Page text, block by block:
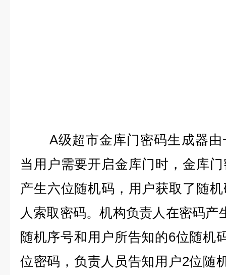
A级超市金库门密码生成器
当用户需要开启金库门时，金库
产生六位随机码，用户获取了随
人索取密码。机构负责人在密码产
随机序号和用户所告知的6位随机
位密码，负责人员告知用户2位随